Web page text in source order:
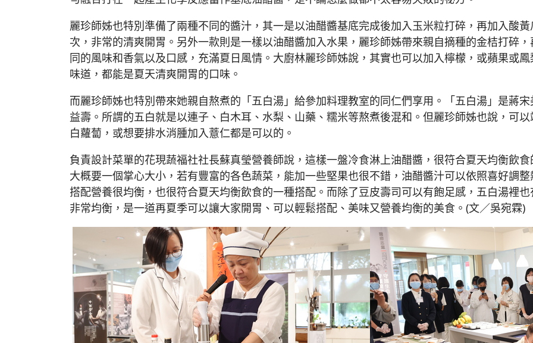
麗珍師姊也特別準備了兩種不同的醬汁，其一是以油醋醬基底完成後加入玉米粒打碎，再加入酸
次，非常的清爽開胃。另外一款則是一樣以油醋醬加入水果，麗珍師姊帶來親自摘種的金桔打碎
同的風味和香氣以及口感，充滿夏日風情。大廚林麗珍師姊說，其實也可以加入檸檬，或蘋果或
味道，都能是夏天清爽開胃的口味。
而麗珍師姊也特別帶來她親自熬煮的「五白湯」給參加料理教室的同仁們享用。「五白湯」是蔣
益壽。所謂的五白就是以連子、白木耳、水梨、山藥、糯米等熬煮後混和。但麗珍師姊也說，可
白蘿蔔，或想要排水消腫加入薏仁都是可以的。
負責設計菜單的花現蔬福社社長蘇真瑩營養師說，這樣一盤冷食淋上油醋醬，很符合夏天均衡飲
大概要一個掌心大小，若有豐富的各色蔬菜，能加一些堅果也很不錯，油醋醬汁可以依照喜好調
搭配營養很均衡，也很符合夏天均衡飲食的一種搭配。而除了豆皮壽司可以有飽足感，五白湯裡
非常均衡，是一道再夏季可以讓大家開胃、可以輕鬆搭配、美味又營養均衡的美食。(文／吳宛霖)